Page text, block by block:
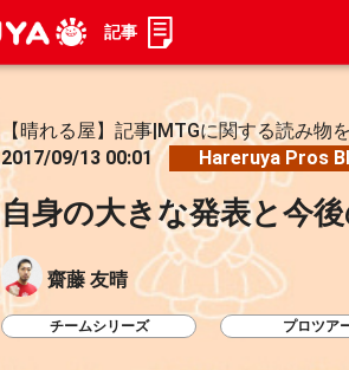
記事
【晴れる屋】記事|MTGに関する読み物
2017/09/13 00:01
Hareruya Pros
自身の大きな発表と今
齋藤 友晴
チームシリーズ プロツア